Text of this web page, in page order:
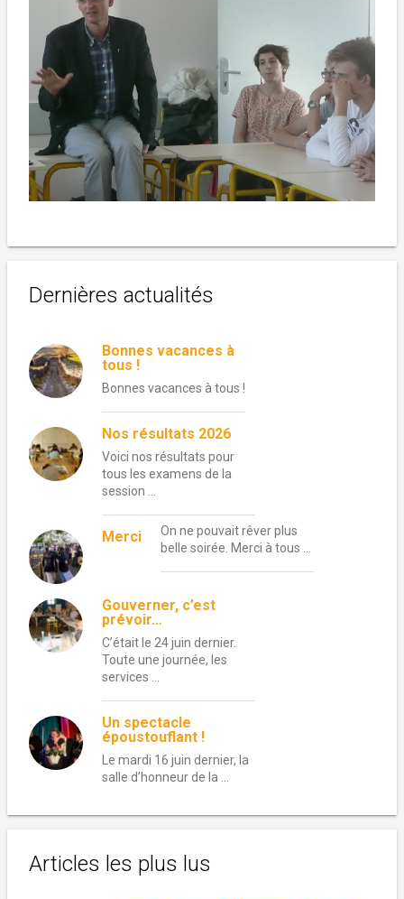
Dernières actualités
Bonnes vacances à
tous !
Bonnes vacances à tous !
Nos résultats 2026
Voici nos résultats pour
tous les examens de la
session …
Merci
On ne pouvait rêver plus
belle soirée. Merci à tous …
Gouverner, c’est
prévoir…
C’était le 24 juin dernier.
Toute une journée, les
services …
Un spectacle
époustouflant !
Le mardi 16 juin dernier, la
salle d’honneur de la …
Articles les plus lus